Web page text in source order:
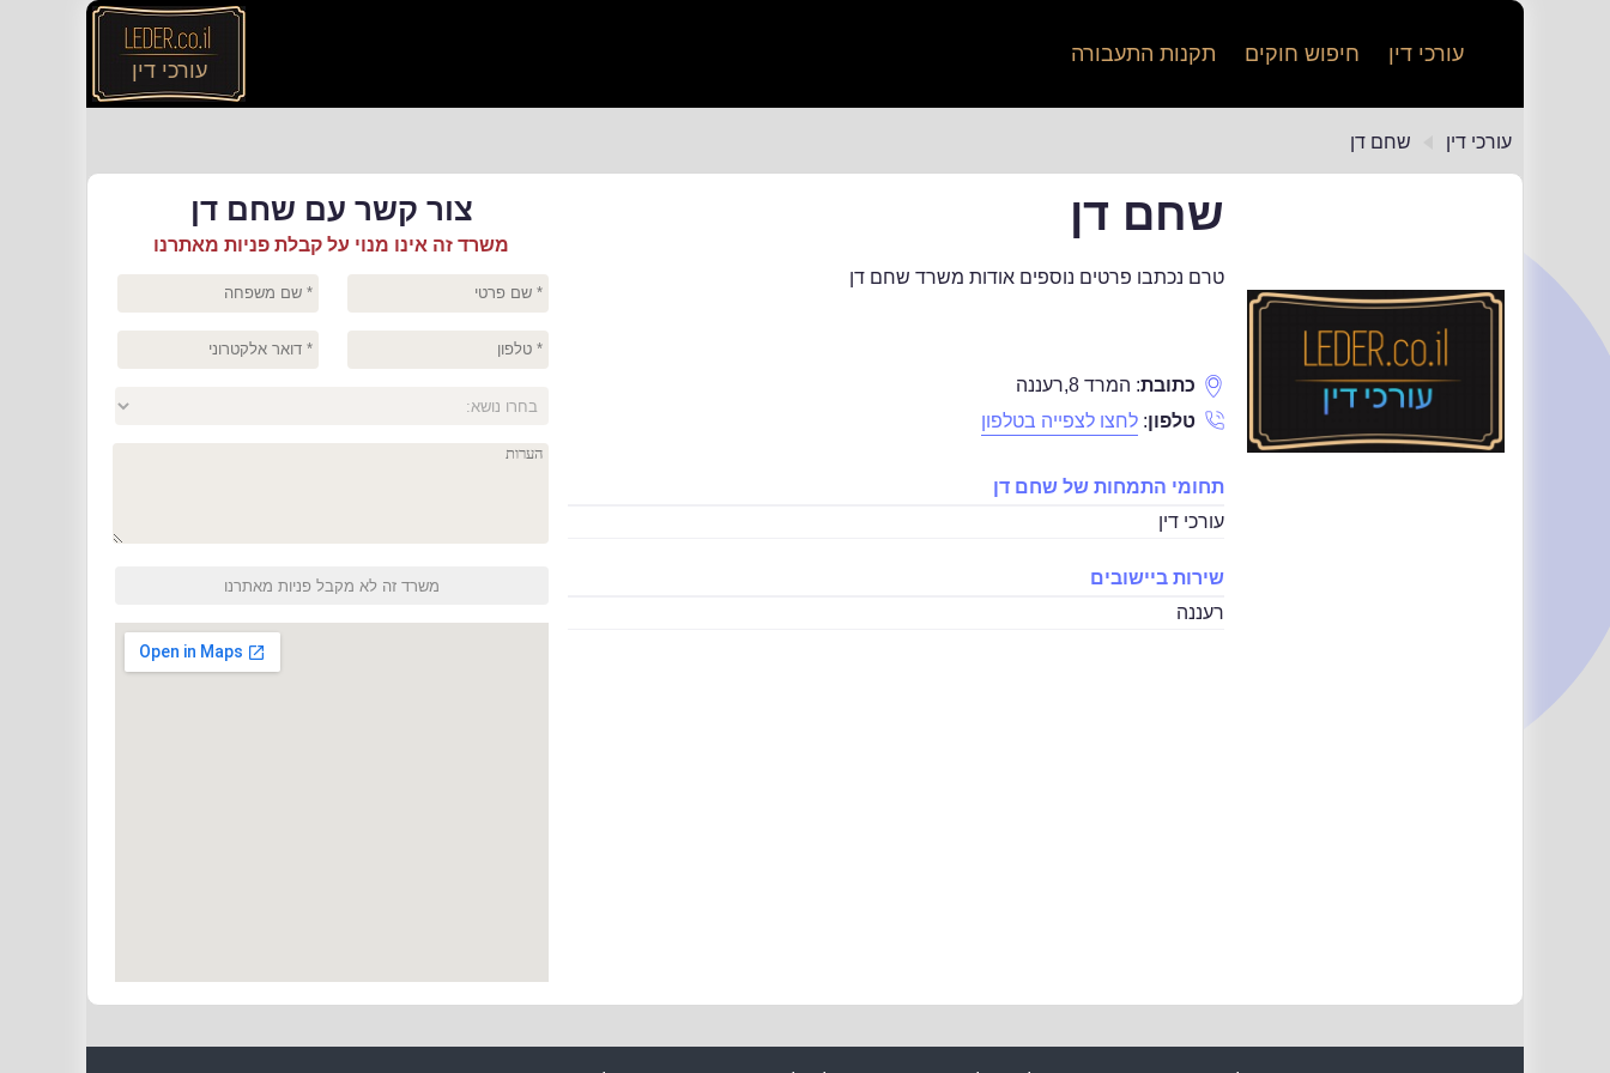
עורכי דין חיפוש חוקים תקנות התעבורה
עורכי דין
עורכי דין שחם דן
שחם דן
טרם נכתבו פרטים נוספים אודות משרד שחם דן
כתובת: המרד 8 ,רעננה
טלפון: לחצו לצפייה בטלפון
תחומי התמחות של שחם דן
עורכי דין
שירות ביישובים
רעננה
צור קשר עם שחם דן
משרד זה אינו מנוי על קבלת פניות מאתרנו